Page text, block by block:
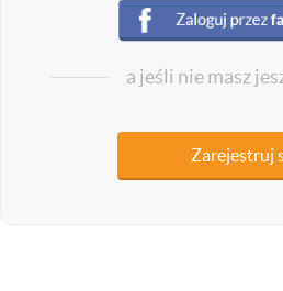
a jeśli nie masz
Zarejestruj